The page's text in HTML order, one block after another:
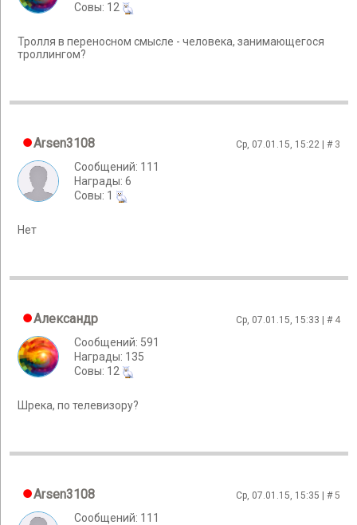
Cовы: 12
Тролля в переносном смысле - человека, занимающегося
троллингом?
Arsen3108 Ср, 07.01.15, 15:22 | # 3
Сообщений: 111
Награды: 6
Cовы: 1
Нет
Александр Ср, 07.01.15, 15:33 | # 4
Сообщений: 591
Награды: 135
Cовы: 12
Шрека, по телевизору?
Arsen3108 Ср, 07.01.15, 15:35 | #5
Сообщений: 111